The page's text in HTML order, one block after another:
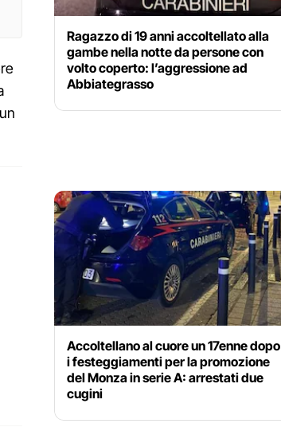
Ragazzo di 19 anni accoltellato alla
gambe nella notte da persone con
volto coperto: l’aggressione ad
Abbiategrasso
Accoltellano al cuore un 17enne dopo
i festeggiamenti per la promozione
del Monza in serie A: arrestati due
cugini